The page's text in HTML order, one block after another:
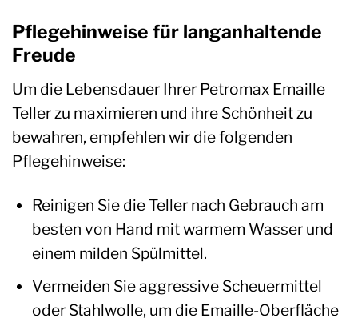
Pflegehinweise für langanhaltende
Freude
Um die Lebensdauer Ihrer Petromax Emaille
Teller zu maximieren und ihre Schönheit zu
bewahren, empfehlen wir die folgenden
Pflegehinweise:
Reinigen Sie die Teller nach Gebrauch am
besten von Hand mit warmem Wasser und
einem milden Spülmittel.
Vermeiden Sie aggressive Scheuermittel
oder Stahlwolle, um die Emaille-Oberfläche